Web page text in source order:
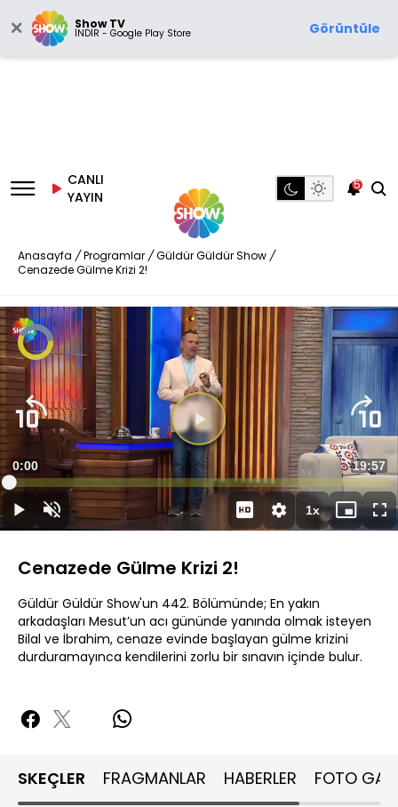
Show TV
İNDİR - Google Play Store Görüntüle
CANLI
YAYIN
5
Anasayfa / Programlar / Güldür Güldür Show /
Cenazede Gülme Krizi 2!
DuraklatSesi
Aç
Süre
0:00 Toplam
Süre
19:57
Yüklendi:
1xOynatma
Hızı
Mini
oynatıcı
Cenazede Gülme Krizi 2!
Güldür Güldür Show'un 442. Bölümünde; En yakın
arkadaşları Mesut’un acı gününde yanında olmak isteyen
Bilal ve İbrahim, cenaze evinde başlayan gülme krizini
durduramayınca kendilerini zorlu bir sınavın içinde bulur.
SKEÇLER FRAGMANLAR HABERLER FOTO